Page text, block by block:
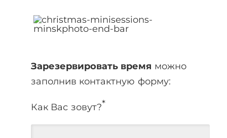
Зарезервировать время можно
заполнив контактную форму:
Как Вас зовут?*